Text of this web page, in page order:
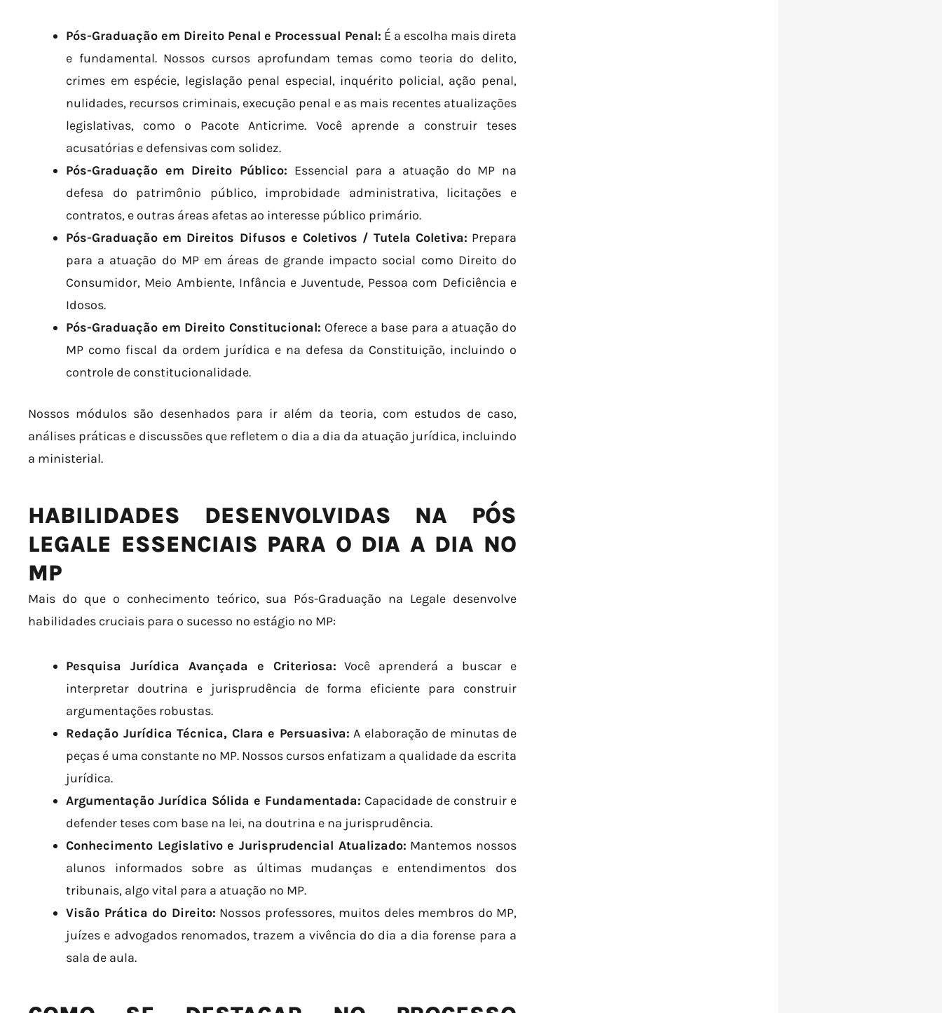
Pós-Graduação em Direito Penal e Processual Penal: É a escolha mais direta
e fundamental. Nossos cursos aprofundam temas como teoria do delito,
crimes em espécie, legislação penal especial, inquérito policial, ação penal,
nulidades, recursos criminais, execução penal e as mais recentes atualizações
legislativas, como o Pacote Anticrime. Você aprende a construir teses
acusatórias e defensivas com solidez.
Pós-Graduação em Direito Público: Essencial para a atuação do MP na
defesa do patrimônio público, improbidade administrativa, licitações e
contratos, e outras áreas afetas ao interesse público primário.
Pós-Graduação em Direitos Difusos e Coletivos / Tutela Coletiva: Prepara
para a atuação do MP em áreas de grande impacto social como Direito do
Consumidor, Meio Ambiente, Infância e Juventude, Pessoa com Deficiência e
Idosos.
Pós-Graduação em Direito Constitucional: Oferece a base para a atuação do
MP como fiscal da ordem jurídica e na defesa da Constituição, incluindo o
controle de constitucionalidade.
Nossos módulos são desenhados para ir além da teoria, com estudos de caso,
análises práticas e discussões que refletem o dia a dia da atuação jurídica, incluindo
a ministerial.
HABILIDADES DESENVOLVIDAS NA PÓS
LEGALE ESSENCIAIS PARA O DIA A DIA NO
MP
Mais do que o conhecimento teórico, sua Pós-Graduação na Legale desenvolve
habilidades cruciais para o sucesso no estágio no MP:
Pesquisa Jurídica Avançada e Criteriosa: Você aprenderá a buscar e
interpretar doutrina e jurisprudência de forma eficiente para construir
argumentações robustas.
Redação Jurídica Técnica, Clara e Persuasiva: A elaboração de minutas de
peças é uma constante no MP. Nossos cursos enfatizam a qualidade da escrita
jurídica.
Argumentação Jurídica Sólida e Fundamentada: Capacidade de construir e
defender teses com base na lei, na doutrina e na jurisprudência.
Conhecimento Legislativo e Jurisprudencial Atualizado: Mantemos nossos
alunos informados sobre as últimas mudanças e entendimentos dos
tribunais, algo vital para a atuação no MP.
Visão Prática do Direito: Nossos professores, muitos deles membros do MP,
juízes e advogados renomados, trazem a vivência do dia a dia forense para a
sala de aula.